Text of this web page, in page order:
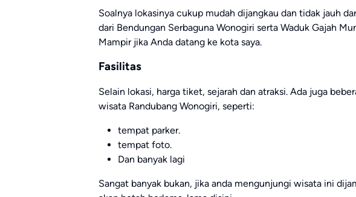
Soalnya lokasinya cukup mudah dijangkau dan tidak jauh
dari Bendungan Serbaguna Wonogiri serta Waduk Gajah
Mampir jika Anda datang ke kota saya.
Fasilitas
Selain lokasi, harga tiket, sejarah dan atraksi. Ada juga
wisata Randubang Wonogiri, seperti:
tempat parker.
tempat foto.
Dan banyak lagi
Sangat banyak bukan, jika anda mengunjungi wisata ini